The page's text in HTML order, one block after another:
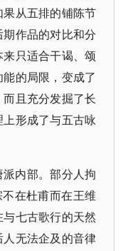
从五排的铺陈节
作品的对比和分
只适合干谒、颂
的局限，变成了
且充分发掘了长
形成了与五古咏
内部。部分人拘
在杜甫而在王维
七古歌行的天然
无法企及的音律